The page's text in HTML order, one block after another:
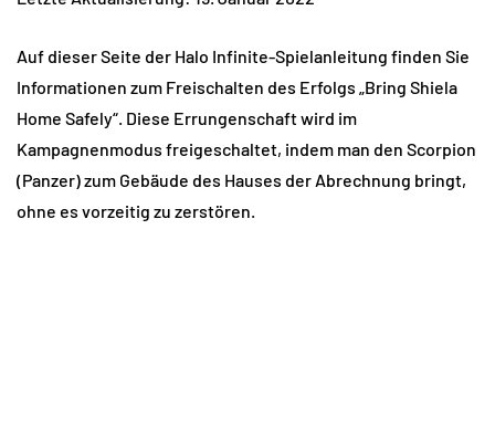
Auf dieser Seite der Halo Infinite-Spielanleitung finden Sie
Informationen zum Freischalten des Erfolgs „Bring Shiela
Home Safely“. Diese Errungenschaft wird im
Kampagnenmodus freigeschaltet, indem man den Scorpion
(Panzer) zum Gebäude des Hauses der Abrechnung bringt,
ohne es vorzeitig zu zerstören.